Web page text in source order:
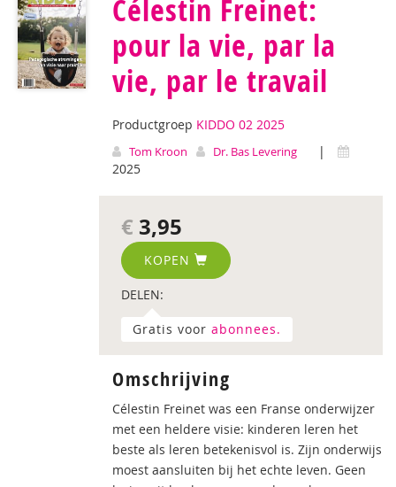
Célestin Freinet:
pour la vie, par la
vie, par le travail
Productgroep KIDDO 02 2025
Tom Kroon Dr. Bas Levering
|
2025
€ 3,95
KOPEN
DELEN:
Gratis voor abonnees.
Omschrijving
Célestin Freinet was een Franse onderwijzer
met een heldere visie: kinderen leren het
beste als leren betekenisvol is. Zijn onderwijs
moest aansluiten bij het echte leven. Geen